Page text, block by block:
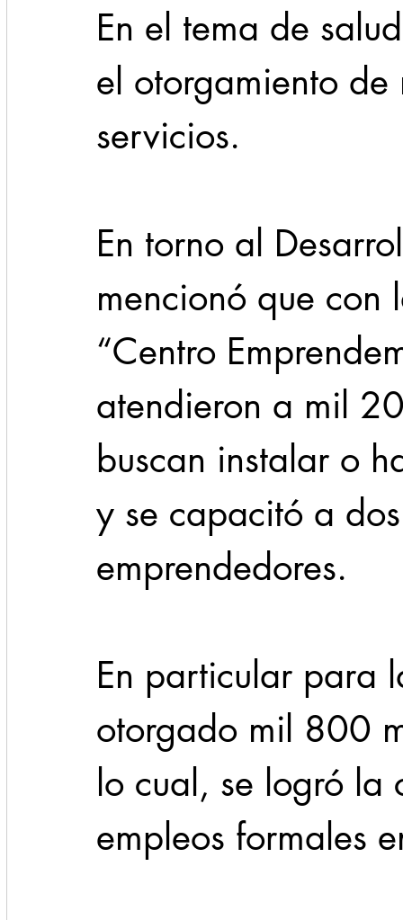
En el tema de
el otorgamiento
servicios.
En torno al
mencionó que
“Centro
atendieron a mil
buscan instalar o
y se capacitó a
emprendedores.
En particular para
otorgado mil 800
lo cual, se logró
empleos formales